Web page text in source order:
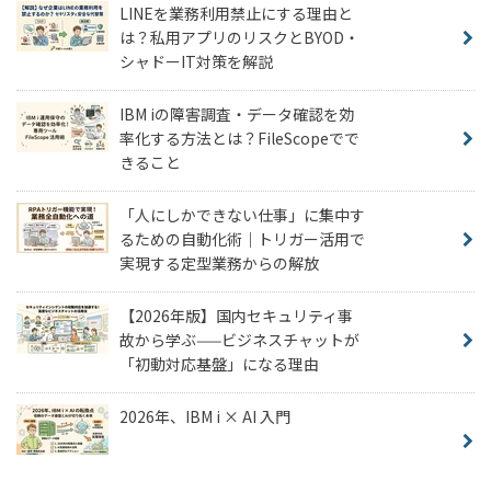
LINEを業務利用禁止にする理由と
は？私用アプリのリスクとBYOD・
シャドーIT対策を解説
IBM iの障害調査・データ確認を効
率化する方法とは？FileScopeでで
きること
「人にしかできない仕事」に集中す
るための自動化術｜トリガー活用で
実現する定型業務からの解放
【2026年版】国内セキュリティ事
故から学ぶ——ビジネスチャットが
「初動対応基盤」になる理由
2026年、IBM i × AI 入門